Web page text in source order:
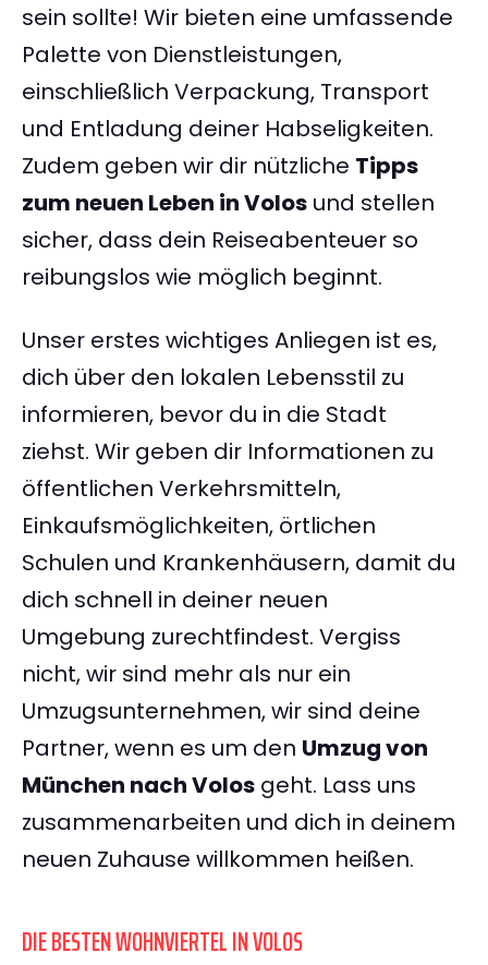
sein sollte! Wir bieten eine umfassende
Palette von Dienstleistungen,
einschließlich Verpackung, Transport
und Entladung deiner Habseligkeiten.
Zudem geben wir dir nützliche Tipps
zum neuen Leben in Volos und stellen
sicher, dass dein Reiseabenteuer so
reibungslos wie möglich beginnt.
Unser erstes wichtiges Anliegen ist es,
dich über den lokalen Lebensstil zu
informieren, bevor du in die Stadt
ziehst. Wir geben dir Informationen zu
öffentlichen Verkehrsmitteln,
Einkaufsmöglichkeiten, örtlichen
Schulen und Krankenhäusern, damit du
dich schnell in deiner neuen
Umgebung zurechtfindest. Vergiss
nicht, wir sind mehr als nur ein
Umzugsunternehmen, wir sind deine
Partner, wenn es um den Umzug von
München nach Volos geht. Lass uns
zusammenarbeiten und dich in deinem
neuen Zuhause willkommen heißen.
DIE BESTEN WOHNVIERTEL IN VOLOS